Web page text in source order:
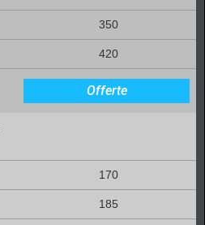
350
420
Offerte
170
185